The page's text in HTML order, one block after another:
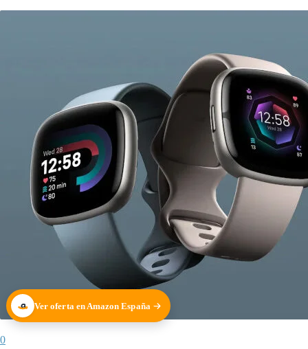
Ver oferta en Amazon España
0